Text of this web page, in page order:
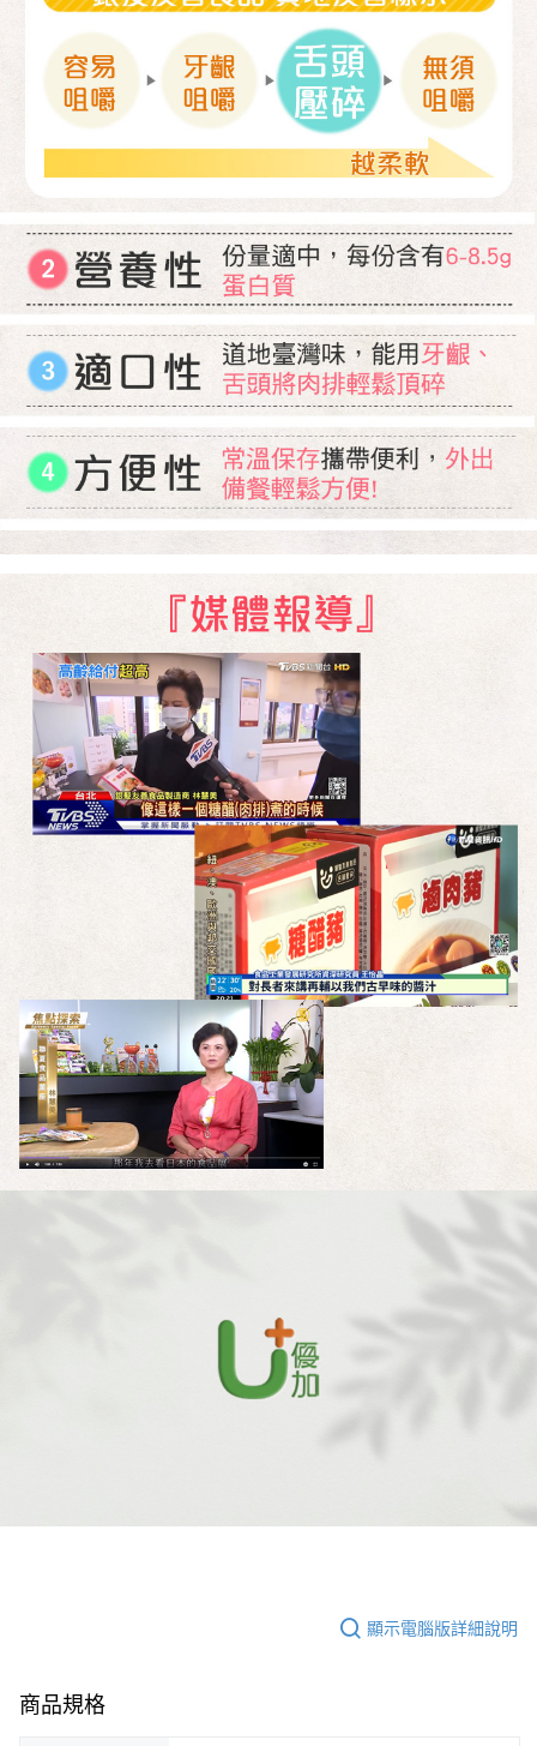
顯示電腦版詳細說明
商品規格